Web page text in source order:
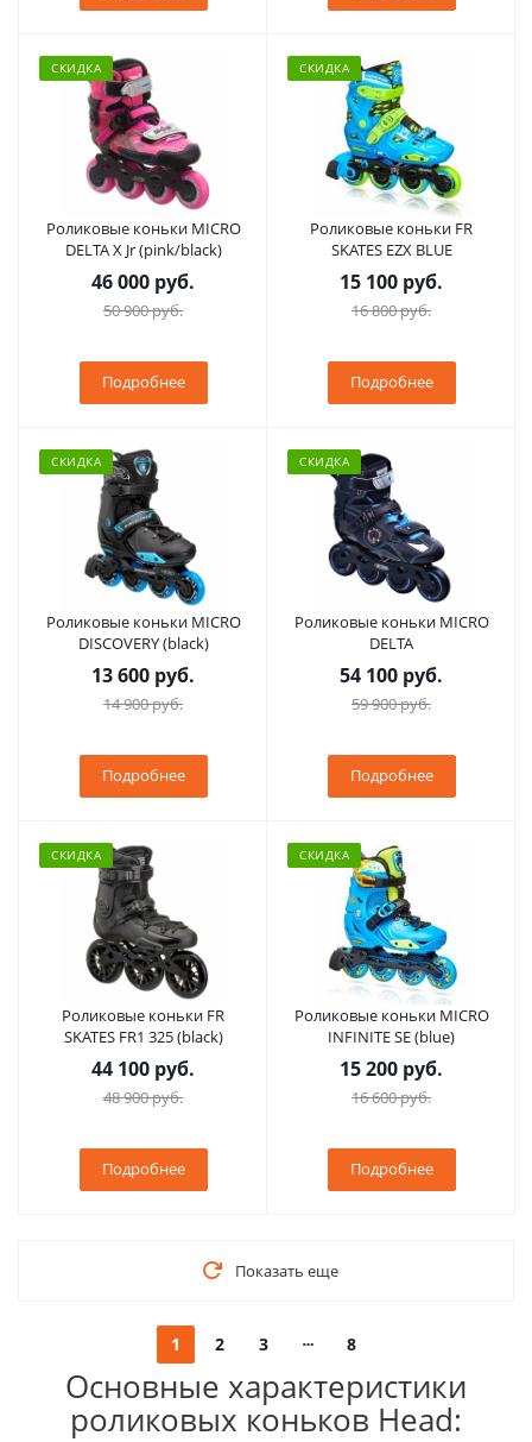
СКИДКА
Роликовые коньки MICRO
DELTA X Jr (pink/black)
46 000 руб.
50 900 руб.
Подробнее
СКИДКА
Роликовые коньки FR
SKATES EZX BLUE
15 100 руб.
16 800 руб.
Подробнее
СКИДКА
Роликовые коньки MICRO
DISCOVERY (black)
13 600 руб.
14 900 руб.
Подробнее
СКИДКА
Роликовые коньки MICRO
DELTA
54 100 руб.
59 900 руб.
Подробнее
СКИДКА
Роликовые коньки FR
SKATES FR1 325 (black)
44 100 руб.
48 900 руб.
Подробнее
СКИДКА
Роликовые коньки MICRO
INFINITE SE (blue)
15 200 руб.
16 600 руб.
Подробнее
Показать еще
1 2 3 8
Основные характеристики
роликовых коньков Head: